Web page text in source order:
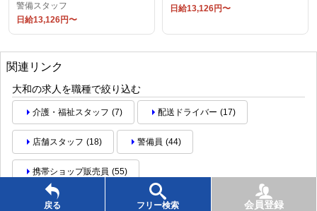
警備スタッフ
日給13,126円〜
日給13,126円〜
関連リンク
大和の求人を職種で絞り込む
介護・福祉スタッフ (7) 配送ドライバー (17)
店舗スタッフ (18) 警備員 (44)
携帯ショップ販売員 (55)
戻る フリー検索 会員登録